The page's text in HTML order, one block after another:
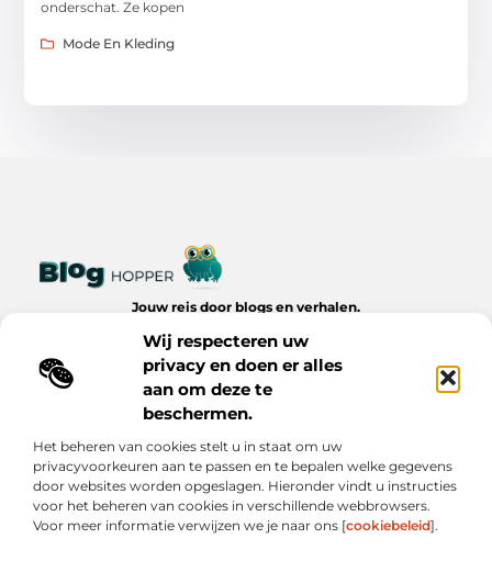
Wij respecteren uw
privacy en doen er alles
aan om deze te
beschermen.
Het beheren van cookies stelt u in staat om uw
privacyvoorkeuren aan te passen en te bepalen welke gegevens
door websites worden opgeslagen. Hieronder vindt u instructies
voor het beheren van cookies in verschillende webbrowsers.
Voor meer informatie verwijzen we je naar ons [cookiebeleid].
onderschat. Ze kopen
Mode En Kleding
Jouw reis door blogs en verhalen.
dagelijks leven op Bloghopper.nl.
Bericht categorie
Onze informatie